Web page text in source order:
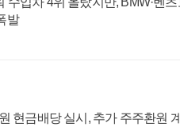
발
현금배당 실시, 추가 주주환원